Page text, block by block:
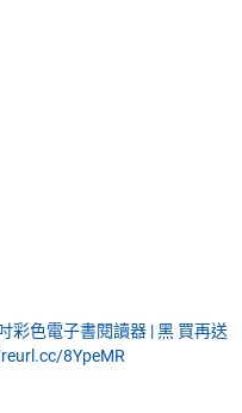
彩色電子書閱讀器 | 黑 買再送
8YpeMR